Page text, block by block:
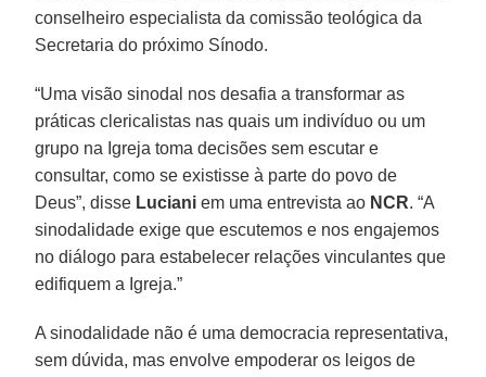
conselheiro especialista da comissão teológica da
Secretaria do próximo Sínodo.
“Uma visão sinodal nos desafia a transformar as
práticas clericalistas nas quais um indivíduo ou um
grupo na Igreja toma decisões sem escutar e
consultar, como se existisse à parte do povo de
Deus”, disse Luciani em uma entrevista ao NCR. “A
sinodalidade exige que escutemos e nos engajemos
no diálogo para estabelecer relações vinculantes que
edifiquem a Igreja.”
A sinodalidade não é uma democracia representativa,
sem dúvida, mas envolve empoderar os leigos de